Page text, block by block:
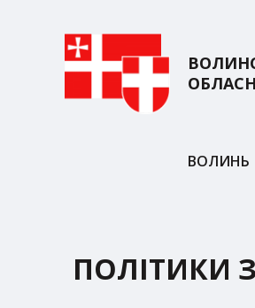
ВОЛИНЬ
ПОЛІТИКИ